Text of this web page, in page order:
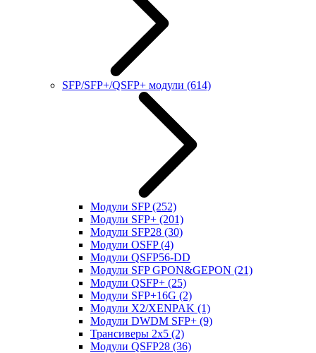
SFP/SFP+/QSFP+ модули (614)
Модули SFP(252)
Модули SFP+ (201)
Модули SFP28 (30)
Модули OSFP(4)
Модули QSFP56-DD
Модули SFP GPON&GEPON (21)
Модули QSFP+ (25)
Модули SFP+16G (2)
Модули X2/XENPAK (1)
Модули DWDM SFP+ (9)
Трансиверы 2x5 (2)
Модули QSFP28 (36)